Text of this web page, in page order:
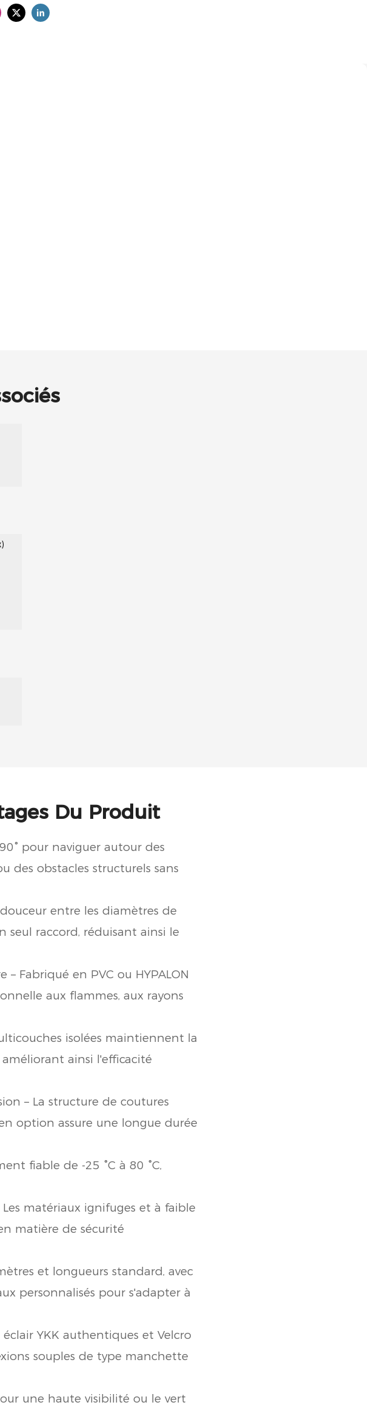
Du Produit
pour naviguer autour des
des obstacles structurels sans
entre les diamètres de
seul raccord, réduisant ainsi le
Fabriqué en PVC ou HYPALON
aux flammes, aux rayons
isolées maintiennent la
ainsi l'efficacité
– La structure de coutures
option assure une longue durée
fiable de -25 °C à 80 °C,
matériaux ignifuges et à faible
matière de sécurité
et longueurs standard, avec
personnalisés pour s'adapter à
YKK authentiques et Velcro
souples de type manchette
une haute visibilité ou le vert